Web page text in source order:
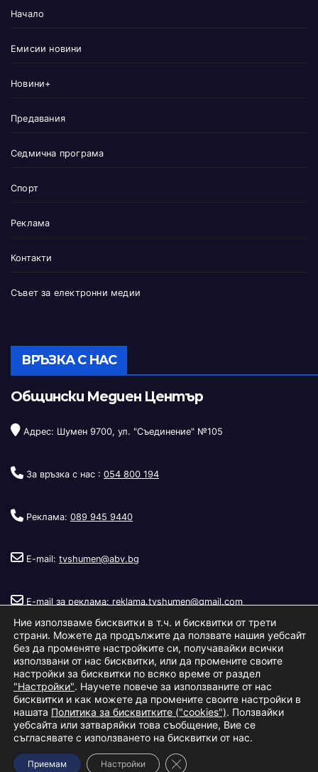
Начало
Емисии новини
Новини+
Предавания
Седмична програма
Спорт
Реклама
Контакти
Съвет за електронни медии
ВРЪЗКА С НАС
Общински Медиен Център
Адрес: Шумен 9700, ул. "Съединение" №105
За връзка с нас : 054 800 194
Реклама: 089 945 9440
E-mail: tvshumen@abv.bg
E-mail за реклама: reklama.tvshumen@gmail.com
Copyright © 2026Телевизия Шумен.|Изработка: S.I.T Solutions
Ltd.
За насРекламаУсловия за ползване
Политика за бисквитки
Ние използваме бисквитки в т.ч. и бисквитки от трети
страни. Можете да продължите да ползвате нашия уебсайт
без да променяте настройките си, получавайки всички
използвани от нас бисквитки, или да промените своите
настройки за бисквитки по всяко време от раздел
"Настройки". Научете повече за използваните от нас
бисквитки и как можете да промените своите настройки в
нашата Политика за бисквитките ("cookies"). Ползвайки
уебсайта или затваряйки това съобщение, Вие се
съгласявате с използването на бисквитки от нас.
Приемам Настройки Close GDPR Cookie Banner